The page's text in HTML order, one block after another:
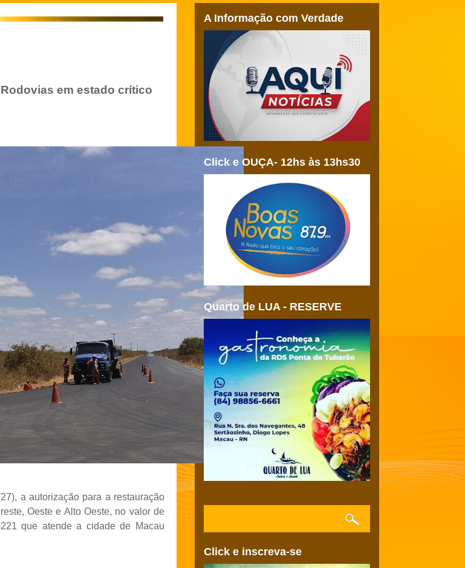
em estado crítico
a autorização para a restauração
Oeste e Alto Oeste, no valor de
que atende a cidade de Macau
A Informação com Verdade
Click e OUÇA- 12hs às 13hs30
Quarto de LUA - RESERVE
Click e inscreva-se